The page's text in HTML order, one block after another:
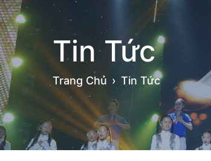
Tin Tức
Trang Chủ Tin Tức